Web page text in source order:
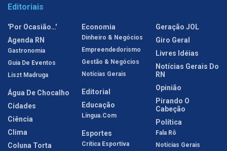
Editoriais
'Por Ocasião…'
Agenda RN
Gastronomia
Guia De Eventos
Liszt Madruga
Água De Chocalho
Cidades
Ciência
Clima
Coluna Torta
Economia
Dinheiro & Negócios
Empreendedorismo
Gestão & Negócios
Notícias Gerais
Editorial
Educação
Língua.com
Esportes
Crítica Esportiva
Geração JOL
Giro Geral
Livres Idéias
Notícias Gerais Do
RN
Opinião
Pirando O
Cabeção
Política
Fala Rô
Notícias Gerais